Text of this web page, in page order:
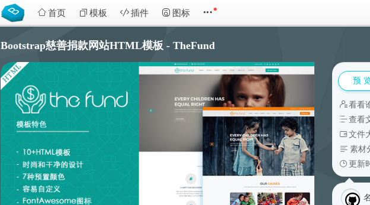
首页 模板 插件 图标
Bootstrap慈善捐款网站HTML模板 - TheFund
预
看看
查看
文件
素材
更新